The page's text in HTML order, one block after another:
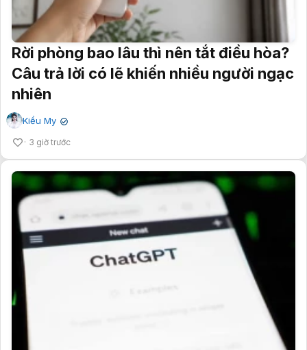
Rời phòng bao lâu thì nên tắt điều hòa?
Câu trả lời có lẽ khiến nhiều người ngạc
nhiên
Kiều My ✔
3 giờ trước